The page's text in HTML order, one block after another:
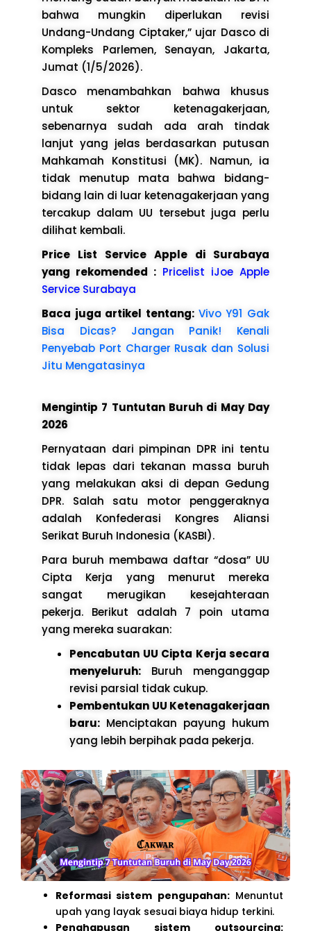
bahwa mungkin diperlukan revisi
Undang-Undang Ciptaker,” ujar Dasco di
Kompleks Parlemen, Senayan, Jakarta,
Jumat (1/5/2026).
Dasco menambahkan bahwa khusus
untuk sektor ketenagakerjaan,
sebenarnya sudah ada arah tindak
lanjut yang jelas berdasarkan putusan
Mahkamah Konstitusi (MK). Namun, ia
tidak menutup mata bahwa bidang-
bidang lain di luar ketenagakerjaan yang
tercakup dalam UU tersebut juga perlu
dilihat kembali.
Price List Service Apple di Surabaya
yang rekomended : Pricelist iJoe Apple
Service Surabaya
Baca juga artikel tentang: Vivo Y91 Gak
Bisa Dicas? Jangan Panik! Kenali
Penyebab Port Charger Rusak dan Solusi
Jitu Mengatasinya
Mengintip 7 Tuntutan Buruh di May Day
2026
Pernyataan dari pimpinan DPR ini tentu
tidak lepas dari tekanan massa buruh
yang melakukan aksi di depan Gedung
DPR. Salah satu motor penggeraknya
adalah Konfederasi Kongres Aliansi
Serikat Buruh Indonesia (KASBI).
Para buruh membawa daftar “dosa” UU
Cipta Kerja yang menurut mereka
sangat merugikan kesejahteraan
pekerja. Berikut adalah 7 poin utama
yang mereka suarakan:
Pencabutan UU Cipta Kerja secara
menyeluruh: Buruh menganggap
revisi parsial tidak cukup.
Pembentukan UU Ketenagakerjaan
baru: Menciptakan payung hukum
yang lebih berpihak pada pekerja.
Reformasi sistem pengupahan:Menuntut
upah yang layak sesuai biaya hidup terkini.
Penghapusan sistem outsourcing: